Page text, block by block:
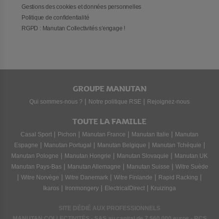
Gestions des cookies et données personnelles
Politique de confidentialité
RGPD : Manutan Collectivités s'engage !
GROUPE MANUTAN
Qui sommes-nous ? | Notre politique RSE | Rejoignez-nous
TOUTE LA FAMILLE
Casal Sport | Pichon | Manutan France | Manutan Italie | Manutan
Espagne | Manutan Portugal | Manutan Belgique | Manutan Tchéquie |
Manutan Pologne | Manutan Hongrie | Manutan Slovaquie | Manutan UK
Manutan Pays-Bas | Manutan Allemagne | Manutan Suisse | Witre Suède
| Witre Norvège | Witre Danemark | Witre Finlande | Rapid Racking |
Ikaros | Ironmongery | ElectricalDirect | Kruizinga
SITE DÉDIÉ AUX PROFESSIONNELS